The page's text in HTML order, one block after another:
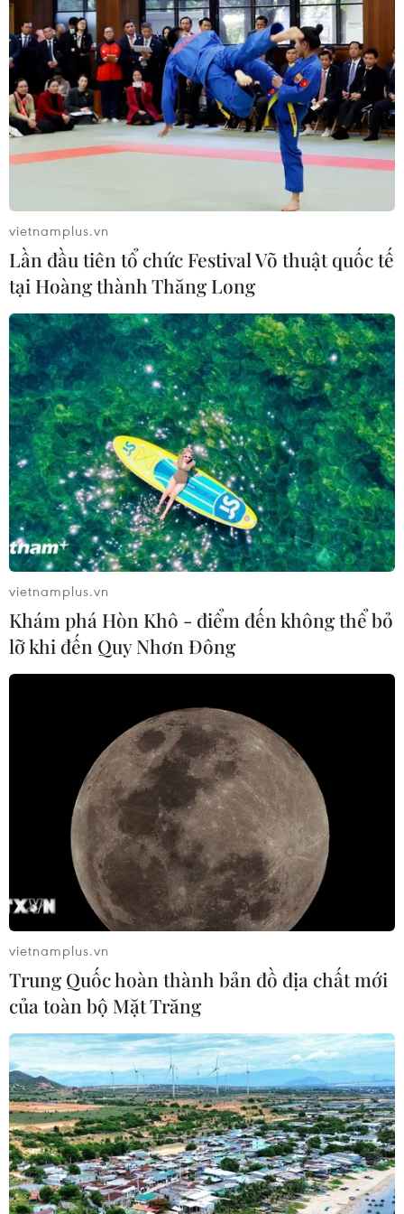
TIN CÙNG CHUYÊN MỤC
Thổ Nhĩ Kỳ tăng cường truy quét IS,
bắt giữ hơn 100 nghi phạm
07/08/2026 14:55
Tây Ban Nha triệt phá đường dây
buôn người xuyên Địa Trung Hải
vietnamplus.vn
Lần đầu tiên tổ chức Festival Võ thuật quốc tế
tại Hoàng thành Thăng Long
vietnamplus.vn
Khám phá Hòn Khô - điểm đến không thể bỏ
lỡ khi đến Quy Nhơn Đông
vietnamplus.vn
Trung Quốc hoàn thành bản đồ địa chất mới
của toàn bộ Mặt Trăng